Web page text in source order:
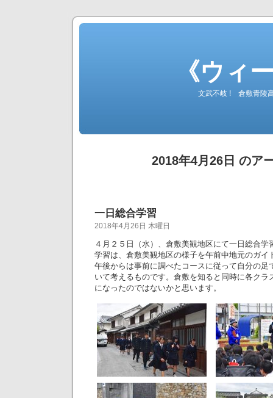
《ウィ
文武不岐 ! 倉敷青陵
2018年4月26日 のア
一日総合学習
2018年4月26日 木曜日
４月２５日（水）、倉敷美観地区にて一日総合学
学習は、倉敷美観地区の様子を午前中地元のガイ
午後からは事前に調べたコースに従って自分の足
いて考えるものです。倉敷を知ると同時に各クラ
になったのではないかと思います。